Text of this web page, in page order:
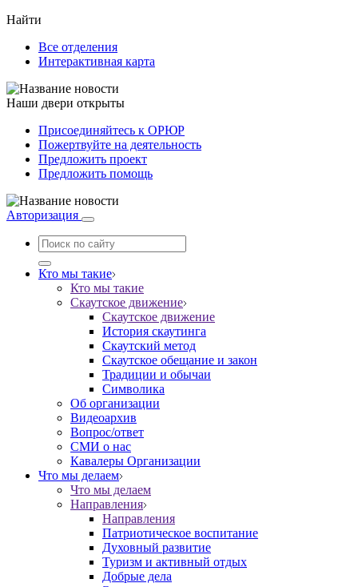
Найти
Все отделения
Интерактивная карта
Наши двери открыты
Присоединяйтесь к ОРЮР
Пожертвуйте на деятельность
Предложить проект
Предложить помощь
Авторизация
Кто мы такие
Кто мы такие
Скаутское движение
Скаутское движение
История скаутинга
Скаутский метод
Скаутское обещание и закон
Традиции и обычаи
Символика
Об организации
Видеоархив
Вопрос/ответ
СМИ о нас
Кавалеры Организации
Что мы делаем
Что мы делаем
Направления
Направления
Патриотическое воспитание
Духовный развитие
Туризм и активный отдых
Добрые дела